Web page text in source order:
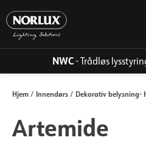
rett
innholdet
NWC- Trådløs
Hjem / Innendørs / Dekorativ belysning-
Artemide